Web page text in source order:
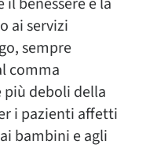
ai servizi
sempre
comma
più deboli della
i pazienti affetti
bambini e agli